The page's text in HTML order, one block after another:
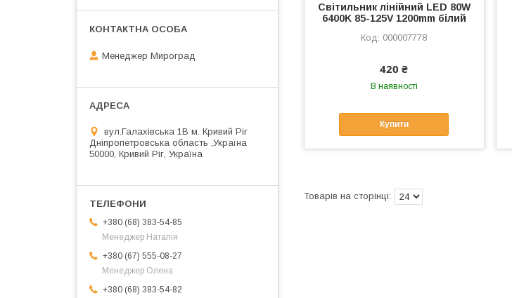
Світильник лінійний LED 80W
6400K 85-125V 1200mm білий
000007778
420 ₴
В наявності
Купити
Менеджер Мироград
вул.Галахівська 1В м. Кривий Ріг
Дніпропетровська область ,Україна
50000, Кривий Ріг, Україна
+380 (68) 383-54-85
Менеджер Наталія
+380 (67) 555-08-27
Менеджер Олена
+380 (68) 383-54-82